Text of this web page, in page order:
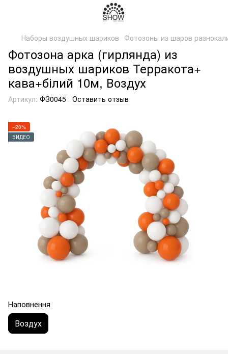
Наборы воздушных шариков Фотозоны из шаров
Фотозона арка (гирлянда) из
воздушных шариков Терракота+
кава+білий 10м, Воздух
Артикул: ФЗ0045 Оставить отзыв
−20%
ВИДЕО
Наповнення
Воздух